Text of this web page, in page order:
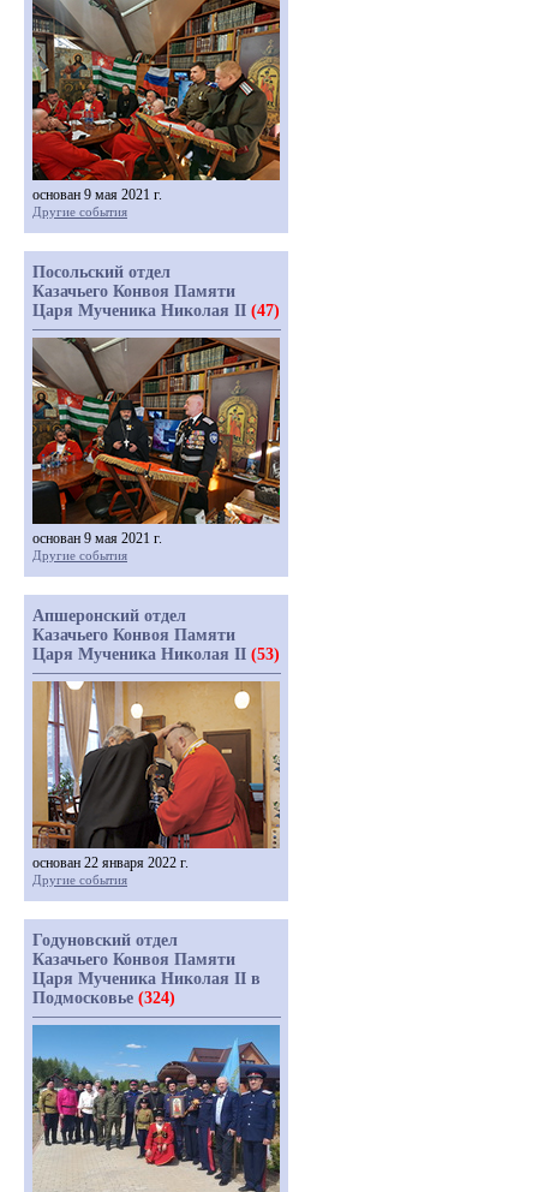
основан 9 мая 2021 г.
Другие события
Посольский отдел
Казачьего Конвоя Памяти
Царя Мученика Николая II (47)
основан 9 мая 2021 г.
Другие события
Апшеронский отдел
Казачьего Конвоя Памяти
Царя Мученика Николая II (53)
основан 22 января 2022 г.
Другие события
Годуновский отдел
Казачьего Конвоя Памяти
Царя Мученика Николая II в
Подмосковье (324)